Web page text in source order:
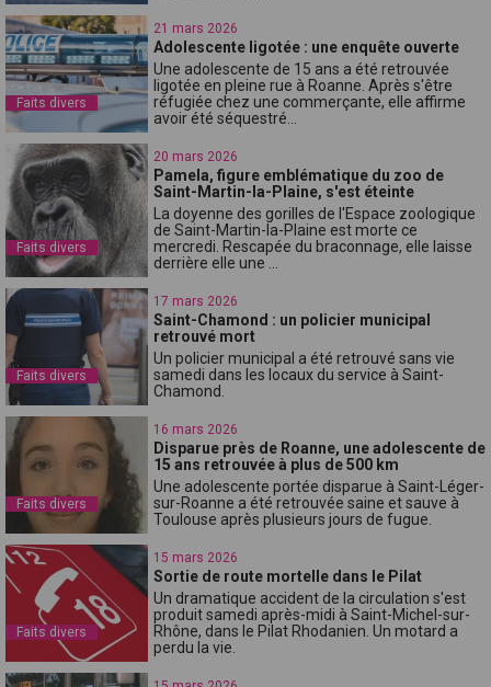
Faits divers
21 mars 2026
Adolescente ligotée : une enquête ouverte
Une adolescente de 15 ans a été retrouvée
ligotée en pleine rue à Roanne. Après s'être
réfugiée chez une commerçante, elle affirme
avoir été séquestré...
Faits divers
20 mars 2026
Pamela, figure emblématique du zoo de
Saint-Martin-la-Plaine, s'est éteinte
La doyenne des gorilles de l'Espace zoologique
de Saint-Martin-la-Plaine est morte ce
mercredi. Rescapée du braconnage, elle laisse
derrière elle une ...
Faits divers
17 mars 2026
Saint-Chamond : un policier municipal
retrouvé mort
Un policier municipal a été retrouvé sans vie
samedi dans les locaux du service à Saint-
Chamond.
Faits divers
16 mars 2026
Disparue près de Roanne, une adolescente de
15 ans retrouvée à plus de 500 km
Une adolescente portée disparue à Saint-Léger-
sur-Roanne a été retrouvée saine et sauve à
Toulouse après plusieurs jours de fugue.
Faits divers
15 mars 2026
Sortie de route mortelle dans le Pilat
Un dramatique accident de la circulation s'est
produit samedi après-midi à Saint-Michel-sur-
Rhône, dans le Pilat Rhodanien. Un motard a
perdu la vie.